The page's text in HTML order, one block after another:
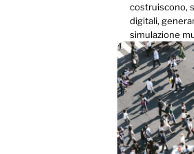
costruiscono,
digitali,
simulazione